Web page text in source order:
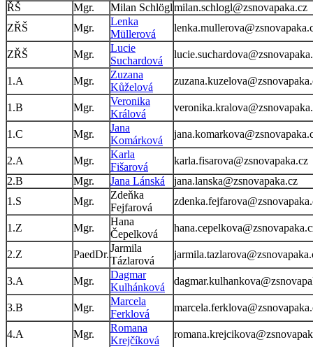
ŘŠ
Mgr. Milan Schlöglmilan.schlogl@zsnovapaka.cz
ZŘŠ
Mgr.
Lenka
Müllerová
ZŘŠ Mgr.
Lucie
Suchardová
1.A Mgr.
Zuzana
Kůželová
1.B Mgr.
Veronika
Králová
1.C Mgr.
Jana
Komárková
2.A Mgr.
Karla
Fišarová
karla.fisarova@zsnovapaka.cz
2.B
Mgr. Jana Lánská
jana.lanska@zsnovapaka.cz
1.S
Mgr.
Zdeňka
Fejfarová
1.Z Mgr.
Hana
Čepelková
2.Z PaedDr.
Jarmila
Tázlarová
3.A Mgr.
Dagmar
Kulhánková
3.B Mgr.
Marcela
Ferklová
4.A Mgr.
Romana
Krejčíková